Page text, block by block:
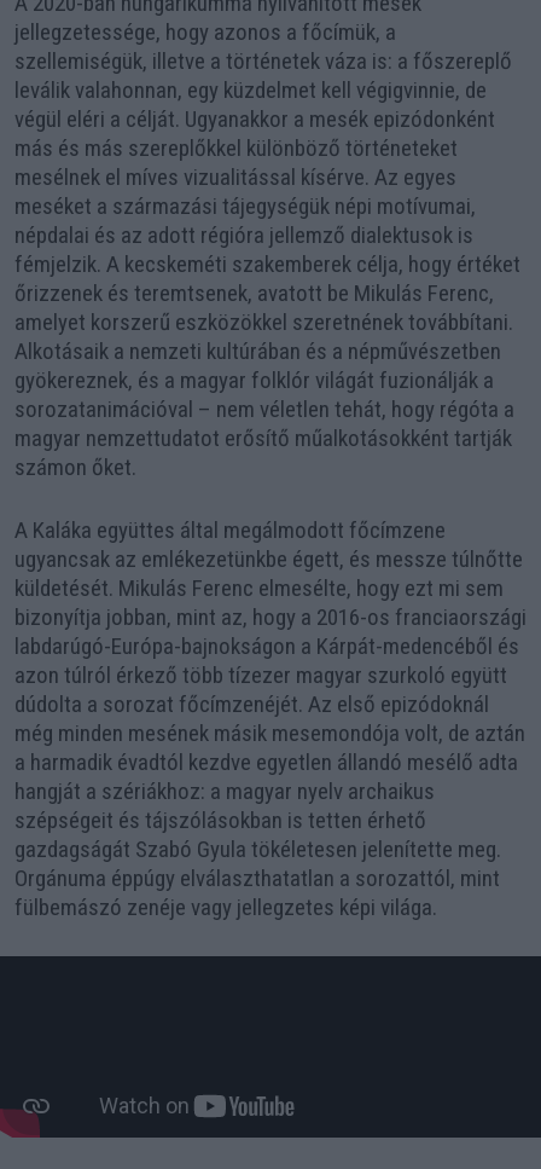
jellegzetessége, hogy azonos a főcímük, a
szellemiségük, illetve a történetek váza is: a főszereplő
leválik valahonnan, egy küzdelmet kell végigvinnie, de
végül eléri a célját. Ugyanakkor a mesék epizódonként
más és más szereplőkkel különböző történeteket
mesélnek el míves vizualitással kísérve. Az egyes
meséket a származási tájegységük népi motívumai,
népdalai és az adott régióra jellemző dialektusok is
fémjelzik. A kecskeméti szakemberek célja, hogy értéket
őrizzenek és teremtsenek, avatott be Mikulás Ferenc,
amelyet korszerű eszközökkel szeretnének továbbítani.
Alkotásaik a nemzeti kultúrában és a népművészetben
gyökereznek, és a magyar folklór világát fuzionálják a
sorozatanimációval – nem véletlen tehát, hogy régóta a
magyar nemzettudatot erősítő műalkotásokként tartják
számon őket.
A Kaláka együttes által megálmodott főcímzene
ugyancsak az emlékezetünkbe égett, és messze túlnőtte
küldetését. Mikulás Ferenc elmesélte, hogy ezt mi sem
bizonyítja jobban, mint az, hogy a 2016-os franciaországi
labdarúgó-Európa-bajnokságon a Kárpát-medencéből és
azon túlról érkező több tízezer magyar szurkoló együtt
dúdolta a sorozat főcímzenéjét. Az első epizódoknál
még minden mesének másik mesemondója volt, de aztán
a harmadik évadtól kezdve egyetlen állandó mesélő adta
hangját a szériákhoz: a magyar nyelv archaikus
szépségeit és tájszólásokban is tetten érhető
gazdagságát Szabó Gyula tökéletesen jelenítette meg.
Orgánuma éppúgy elválaszthatatlan a sorozattól, mint
fülbemászó zenéje vagy jellegzetes képi világa.